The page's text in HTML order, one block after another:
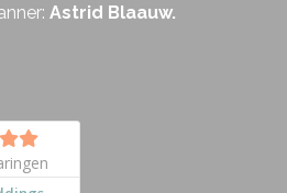
Astrid Blaauw.